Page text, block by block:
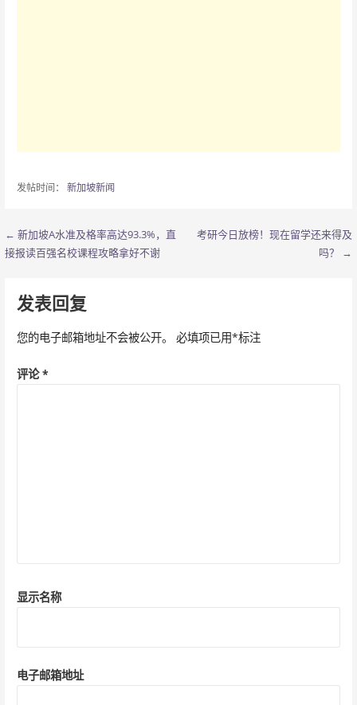
发帖时间： 新加坡新闻
文
导
航
← 新加坡A水准及格率高达93.3%，直
接报读百强名校课程攻略拿好不谢
考研今日放榜！现在留学还来得及
吗？ →
发表回复
您的电子邮箱地址不会被公开。 必填项已用*标注
评论*
显示名称
电子邮箱地址